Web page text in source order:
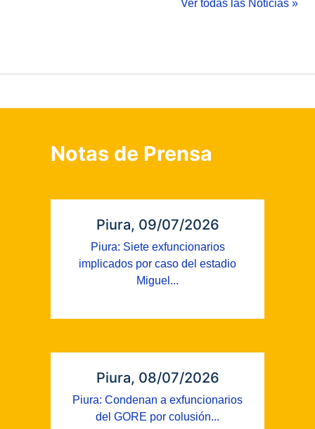
Ver todas las Noticias »
Notas de Prensa
Piura, 09/07/2026
Piura: Siete exfuncionarios
implicados por caso del estadio
Miguel...
Piura, 08/07/2026
Piura: Condenan a exfuncionarios
del GORE por colusión...